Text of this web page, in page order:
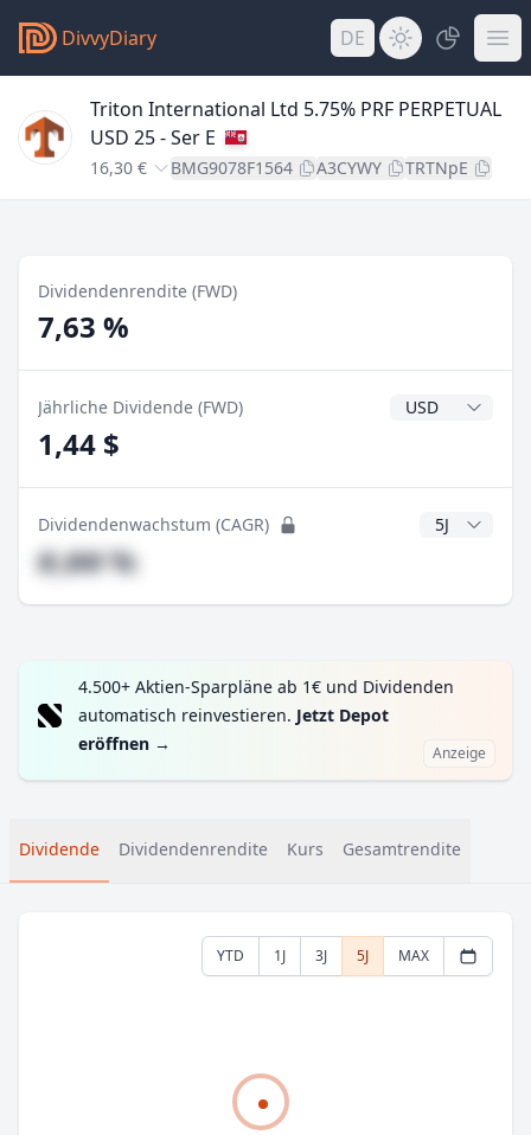
DivvyDiary DE
Triton International Ltd 5.75% PRF PERPETUAL
USD 25 - Ser E
16,30 € BMG9078F1564 A3CYWY TRTNpE
Dividendenrendite (FWD)
7,63 %
Jährliche Dividende (FWD)
1,44 $
Dividendenwachstum (CAGR) CAGR Jahre
#,## %
4.500+ Aktien-Sparpläne ab 1€ und Dividenden
automatisch reinvestieren. Jetzt Depot
eröffnen → Anzeige
Dividende Dividendenrendite Kurs Gesamtrendite
YTD 1J 3J 5J MAX